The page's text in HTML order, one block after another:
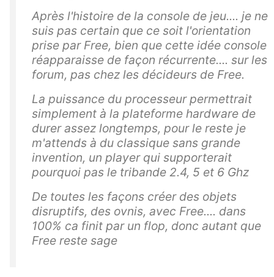
Après l'histoire de la console de jeu.... je ne
suis pas certain que ce soit l'orientation
prise par Free, bien que cette idée console
réapparaisse de façon récurrente.... sur les
forum, pas chez les décideurs de Free.
La puissance du processeur permettrait
simplement à la plateforme hardware de
durer assez longtemps, pour le reste je
m'attends à du classique sans grande
invention, un player qui supporterait
pourquoi pas le tribande 2.4, 5 et 6 Ghz
De toutes les façons créer des objets
disruptifs, des ovnis, avec Free.... dans
100% ca finit par un flop, donc autant que
Free reste sage